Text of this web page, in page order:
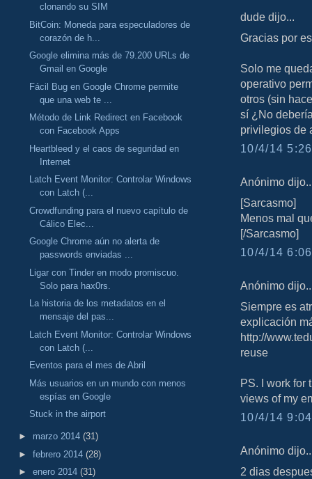
clonando su SIM
BitCoin: Moneda para especuladores de
corazón de h...
Google elimina más de 79.200 URLs de
Gmail en Google
Fácil Bug en Google Chrome permite
que una web te ...
Método de Link Redirect en Facebook
con Facebook Apps
Heartbleed y el caos de seguridad en
Internet
Latch Event Monitor: Controlar Windows
con Latch (...
Crowdfunding para el nuevo capítulo de
Cálico Elec...
Google Chrome aún no alerta de
passwords enviadas ...
Ligar con Tinder en modo promiscuo.
Solo para hax0rs.
La historia de los metadatos en el
mensaje del pas...
Latch Event Monitor: Controlar Windows
con Latch (...
Eventos para el mes de Abril
Más usuarios en un mundo con menos
espías en Google
Stuck in the airport
► marzo 2014 (31)
► febrero 2014 (28)
► enero 2014 (31)
dude dijo...
Gracias por
Solo me
operativo
otros (sin
sí ¿No
privilegios de
10/4/14
Anónimo
[Sarcasmo]
Menos mal
[/Sarcasmo]
10/4/14
Anónimo
Siempre es
explicación
http://
reuse
PS. I work for
views of my
10/4/14
Anónimo
2 dias